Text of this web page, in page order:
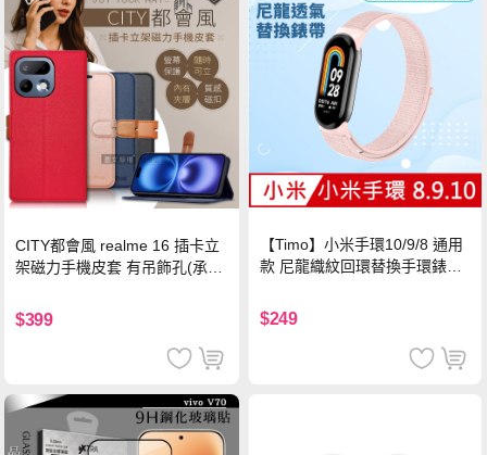
CITY都會風 realme 16 插卡立
架磁力手機皮套 有吊飾孔(承諾
$399
【Timo】小米手環10/9/8 通用
款 尼龍織紋回環替換手環錶帶-
$249